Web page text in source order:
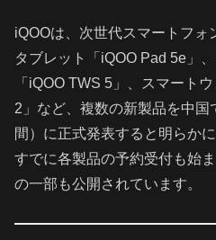
iQOOは、次世代スマートフォ
タブレット「iQOO Pad 5e」
「iQOO TWS 5」、スマート
2」など、複数の新製品を中
間）に正式発表すると明らかに
すでに各製品の予約受付も始
の一部も公開されています。